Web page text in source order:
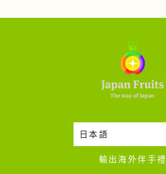
日本語時令蔬果收成表
輸出海外伴手禮